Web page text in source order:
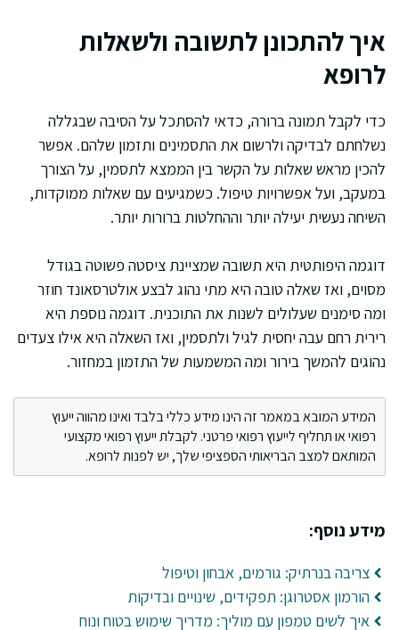
איך להתכונן לתשובה ולשאלות
לרופא
כדי לקבל תמונה ברורה, כדאי להסתכל על הסיבה שבגללה
נשלחתם לבדיקה ולרשום את התסמינים ותזמון שלהם. אפשר
להכין מראש שאלות על הקשר בין הממצא לתסמין, על הצורך
במעקב, ועל אפשרויות טיפול. כשמגיעים עם שאלות ממוקדות,
השיחה נעשית יעילה יותר וההחלטות ברורות יותר.
דוגמה היפותטית היא תשובה שמציינת ציסטה פשוטה בגודל
מסוים, ואז שאלה טובה היא מתי נהוג לבצע אולטרסאונד חוזר
ומה סימנים שעלולים לשנות את התוכנית. דוגמה נוספת היא
רירית רחם עבה יחסית לגיל ולתסמין, ואז השאלה היא אילו צעדים
נהוגים להמשך בירור ומה המשמעות של התזמון במחזור.
המידע המובא במאמר זה הינו מידע כללי בלבד ואינו מהווה ייעוץ
רפואי או תחליף לייעוץ רפואי פרטני. לקבלת ייעוץ רפואי מקצועי
המותאם למצב הבריאותי הספציפי שלך, יש לפנות לרופא.
מידע נוסף:
צריבה בנרתיק: גורמים, אבחון וטיפול
הורמון אסטרוגן: תפקידים, שינויים ובדיקות
איך לשים טמפון עם מוליך: מדריך שימוש בטוח ונוח